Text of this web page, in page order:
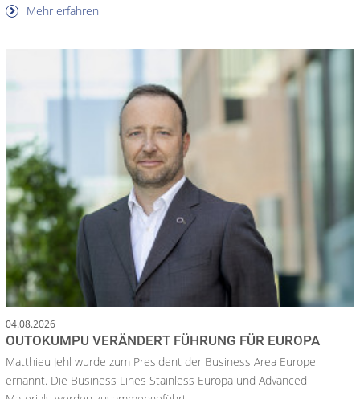
Mehr erfahren
04.08.2026
OUTOKUMPU VERÄNDERT FÜHRUNG FÜR EUROPA
Matthieu Jehl wurde zum President der Business Area Europe
ernannt. Die Business Lines Stainless Europa und Advanced